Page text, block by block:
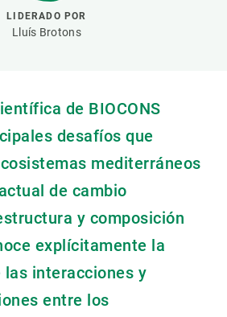
LIDERADO POR
Lluís Brotons
de BIOCONS
desafíos que
mediterráneos
de cambio
y composición
explícitamente la
las interacciones y
entre los